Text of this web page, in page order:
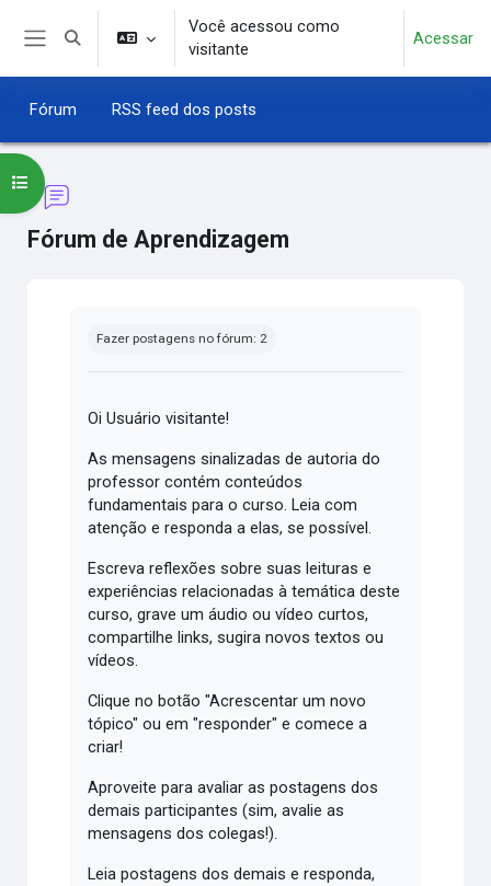
Ir para o conteúdo principal
Alternar entrada de pesquisa
Você acessou como
visitante
Acessar
Fórum RSS feed dos posts
Fórum de Aprendizagem
Abrir índice do curso
Fazer postagens no fórum: 2
Oi Usuário visitante!
As mensagens sinalizadas de autoria do
professor contém conteúdos
fundamentais para o curso. Leia com
atenção e responda a elas, se possível.
Escreva reflexões sobre suas leituras e
experiências relacionadas à temática deste
curso, grave um áudio ou vídeo curtos,
compartilhe links, sugira novos textos ou
vídeos.
Clique no botão "Acrescentar um novo
tópico" ou em "responder" e comece a
criar!
Aproveite para avaliar as postagens dos
demais participantes (sim, avalie as
mensagens dos colegas!).
Leia postagens dos demais e responda,